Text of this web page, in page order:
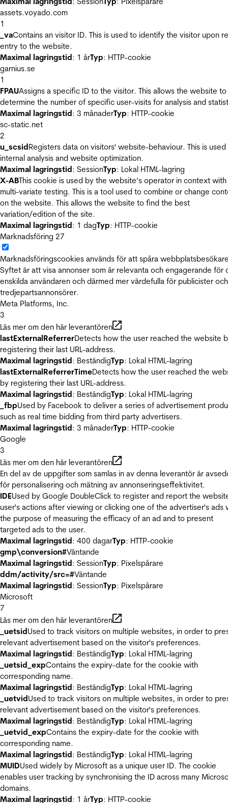
assets.voyado.com
1
_vaContains an visitor ID. This is used to identify the visitor upon
entry to the website.
Maximal lagringstid: 1 årTyp: HTTP-cookie
garnius.se
1
FPAUAssigns a specific ID to the visitor. This allows the website to
determine the number of specific user-visits for analysis and
Maximal lagringstid: 3 månaderTyp: HTTP-cookie
sc-static.net
2
u_scsidRegisters data on visitors' website-behaviour. This is
internal analysis and website optimization.
Maximal lagringstid: SessionTyp: Lokal HTML-lagring
X-ABThis cookie is used by the website’s operator in context with
multi-variate testing. This is a tool used to combine or change
on the website. This allows the website to find the best
variation/edition of the site.
Maximal lagringstid: 1 dagTyp: HTTP-cookie
Marknadsföring 27
Marknadsföringscookies används för att spåra
Syftet är att visa annonser som är relevanta och engagerande för
enskilda användaren och därmed mer värdefulla för publicister och
tredjepartsannonsörer.
Meta Platforms, Inc.
3
Läs mer om den här leverantören
lastExternalReferrerDetects how the user reached the website
registering their last URL-address.
Maximal lagringstid: BeständigTyp: Lokal HTML-lagring
lastExternalReferrerTimeDetects how the user reached the
by registering their last URL-address.
Maximal lagringstid: BeständigTyp: Lokal HTML-lagring
_fbpUsed by Facebook to deliver a series of advertisement
such as real time bidding from third party advertisers.
Maximal lagringstid: 3 månaderTyp: HTTP-cookie
Google
3
Läs mer om den här leverantören
En del av de uppgifter som samlas in av denna leverantör är
för personalisering och mätning av annonseringseffektivitet.
IDEUsed by Google DoubleClick to register and report the
user's actions after viewing or clicking one of the advertiser's ads
the purpose of measuring the efficacy of an ad and to present
targeted ads to the user.
Maximal lagringstid: 400 dagarTyp: HTTP-cookie
gmp\conversion#Väntande
Maximal lagringstid: SessionTyp: Pixelspårare
ddm/activity/src=#Väntande
Maximal lagringstid: SessionTyp: Pixelspårare
Microsoft
7
Läs mer om den här leverantören
_uetsidUsed to track visitors on multiple websites, in order to
relevant advertisement based on the visitor's preferences.
Maximal lagringstid: BeständigTyp: Lokal HTML-lagring
_uetsid_expContains the expiry-date for the cookie with
corresponding name.
Maximal lagringstid: BeständigTyp: Lokal HTML-lagring
_uetvidUsed to track visitors on multiple websites, in order to
relevant advertisement based on the visitor's preferences.
Maximal lagringstid: BeständigTyp: Lokal HTML-lagring
_uetvid_expContains the expiry-date for the cookie with
corresponding name.
Maximal lagringstid: BeständigTyp: Lokal HTML-lagring
MUIDUsed widely by Microsoft as a unique user ID. The cookie
enables user tracking by synchronising the ID across many
domains.
Maximal lagringstid: 1 årTyp: HTTP-cookie